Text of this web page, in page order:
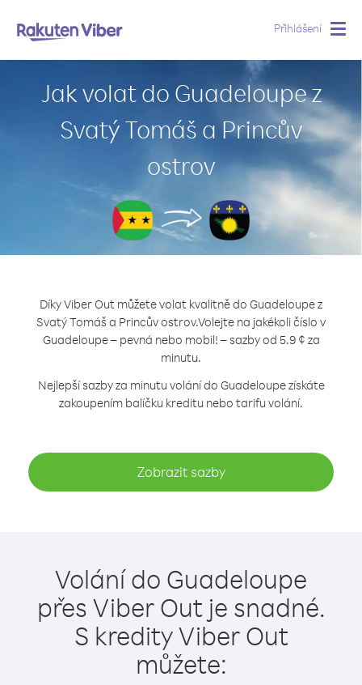
Přihlášení
Jak volat do Guadeloupe z
Svatý Tomáš a Princův
ostrov
Díky Viber Out můžete volat kvalitně do Guadeloupe z
Svatý Tomáš a Princův ostrov.Volejte na jakékoli číslo v
Guadeloupe – pevná nebo mobil! – sazby od 5.9 ¢ za
minutu.
Nejlepší sazby za minutu volání do Guadeloupe získáte
zakoupením balíčku kreditu nebo tarifu volání.
Zobrazit sazby
Volání do Guadeloupe
přes Viber Out je snadné.
S kredity Viber Out
můžete: